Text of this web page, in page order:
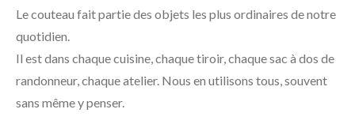
Le couteau fait partie des objets les plus ordinaires de notre
quotidien.
Il est dans chaque cuisine, chaque tiroir, chaque sac à dos de
randonneur, chaque atelier. Nous en utilisons tous, souvent
sans même y penser.